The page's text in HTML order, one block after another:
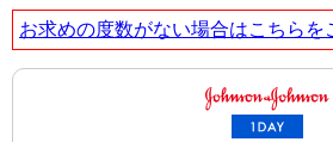
お求めの度数がない場合はこちら を